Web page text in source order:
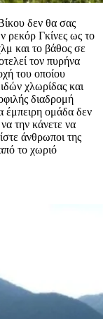
δεν θα σας
ρεκόρ Γκίνες ως το
και το βάθος σε
τον πυρήνα
του οποίου
χλωρίδας και
διαδρομή
έμπειρη ομάδα δεν
την κάνετε να
άνθρωποι της
το χωριό